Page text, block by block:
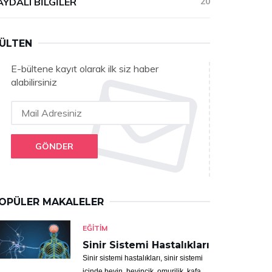
E-bültene kayıt olarak ilk siz haber
alabilirsiniz
GÖNDER
MAKALELER
EĞITIM
Sinir Sistemi Hastalıkları
Sinir sistemi hastalıkları, sinir sistemi